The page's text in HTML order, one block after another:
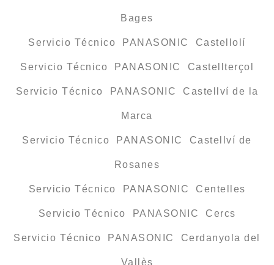
Bages
Servicio Técnico PANASONIC Castellolí
Servicio Técnico PANASONIC Castellterçol
Servicio Técnico PANASONIC Castellví de la
Marca
Servicio Técnico PANASONIC Castellví de
Rosanes
Servicio Técnico PANASONIC Centelles
Servicio Técnico PANASONIC Cercs
Servicio Técnico PANASONIC Cerdanyola del
Vallès